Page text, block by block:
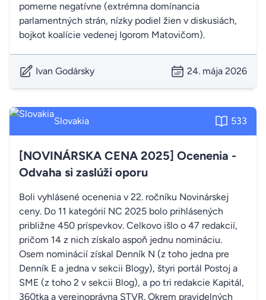
pomerne negatívne (extrémna domínancia
parlamentných strán, nízky podiel žien v diskusiách,
bojkot koalície vedenej Igorom Matovičom).
Ivan Godársky 24. mája 2026
Slovakia 533
[NOVINÁRSKA CENA 2025] Ocenenia -
Odvaha si zaslúži oporu
Boli vyhlásené ocenenia v 22. ročníku Novinárskej
ceny. Do 11 kategórií NC 2025 bolo prihlásených
približne 450 príspevkov. Celkovo išlo o 47 redakcií,
pričom 14 z nich získalo aspoň jednu nomináciu.
Osem nominácií získal Denník N (z toho jedna pre
Denník E a jedna v sekcii Blogy), štyri portál Postoj a
SME (z toho 2 v sekcii Blog), a po tri redakcie Kapitál,
360tka a verejnoprávna STVR. Okrem pravidelných